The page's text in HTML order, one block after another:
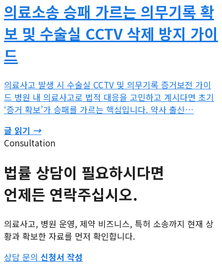
의료소송 승패 가르는 의무기록 확
보 및 수술실 CCTV 삭제 방지 가이
드
의료사고 발생 시 수술실 CCTV 및 의무기록 증거보전 가이
드 병원 내 의료사고로 법적 대응을 고민하고 계시다면 초기
‘증거 확보’가 승패를 가르는 핵심입니다. 약사 출신…
글 읽기 →
Consultation
법률 상담이 필요하시다면
언제든 연락주십시오.
의료사고, 병원 운영, 제약 비즈니스, 특허 소송까지 현재 상
황과 확보한 자료를 먼저 확인합니다.
상담 문의 신청서 작성